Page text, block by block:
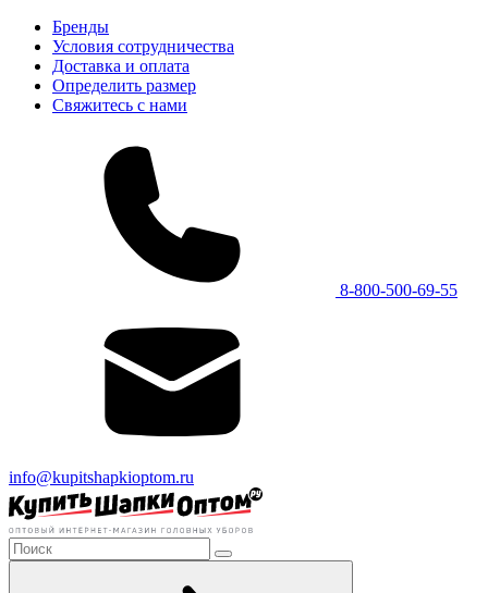
Бренды
Условия сотрудничества
Доставка и оплата
Определить размер
Свяжитесь с нами
8-800-500-69-55
info@kupitshapkioptom.ru